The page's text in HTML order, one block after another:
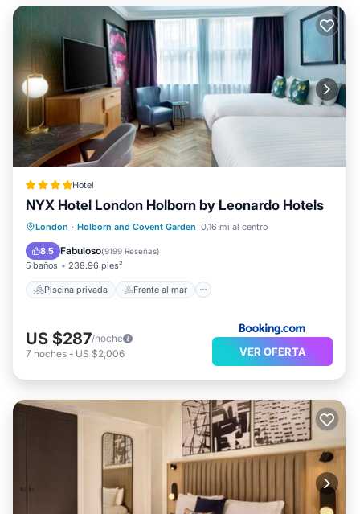
Hotel
NYX Hotel London Holborn by Leonardo Hotels
London · Holborn and Covent Garden 0.16 mi al centro
8.5 Fabuloso(9199 Reseñas)
5 baños 238.96 pies²
Piscina privada Frente al mar
Piscina privada
Frente al mar
Desayuno
Piscina
US $287/noche
7 noches - US $2,006 VER OFERTA